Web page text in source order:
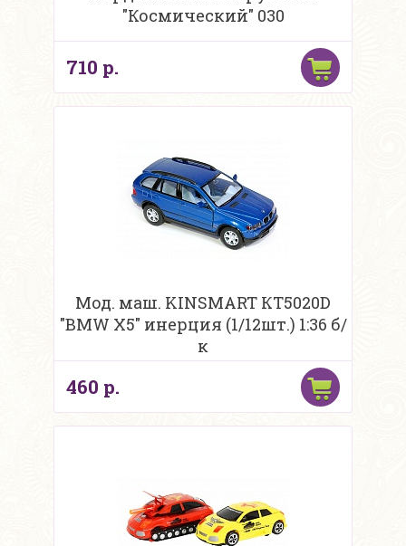
"Космический" 030
710 р.
Мод. маш. KINSMART КТ5020D
"BMW X5" инерция (1/12шт.) 1:36 б/
к
460 р.